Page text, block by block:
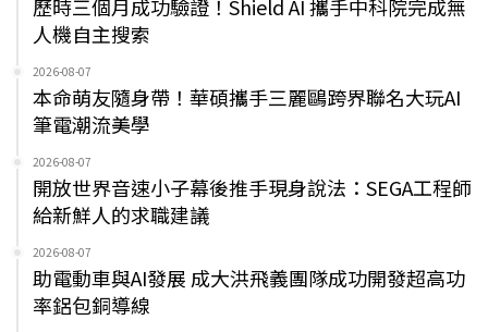
歷時三個月成功驗證！Shield AI 攜手中科院完成無
人機自主搜索
2026-08-07
本命萌友隨身帶！華碩攜手三麗鷗跨界聯名大玩AI
筆電潮流美學
2026-08-07
開放世界音速小子幕後推手現身說法：SEGA工程師
給新鮮人的求職建議
2026-08-07
助電動車與AI發展 成大洪飛義團隊成功開發超高功
率鋁包銅導線